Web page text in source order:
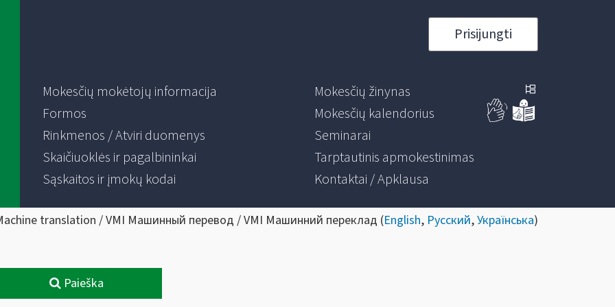
Prisijungti
Mokesčių mokėtojų informacija
Formos
Rinkmenos / Atviri duomenys
Skaičiuoklės ir pagalbininkai
Sąskaitos ir įmokų kodai
Mokesčių žinynas
Mokesčių kalendorius
Seminarai
Tarptautinis apmokestinimas
Kontaktai / Apklausa
translation / VMI Машинный перевод / VMI Машинний переклад (English, Русский,Українська)
Paieška